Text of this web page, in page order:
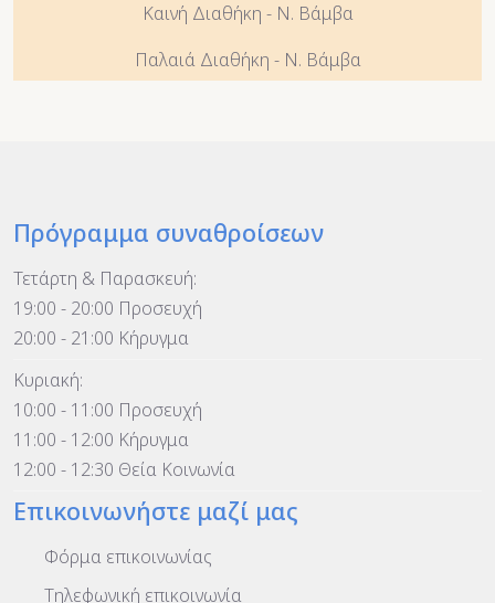
Καινή Διαθήκη - Ν. Βάμβα
Παλαιά Διαθήκη - Ν. Βάμβα
Πρόγραμμα συναθροίσεων
Τετάρτη & Παρασκευή:
19:00 - 20:00 Προσευχή
20:00 - 21:00 Κήρυγμα
Κυριακή:
10:00 - 11:00 Προσευχή
11:00 - 12:00 Κήρυγμα
12:00 - 12:30 Θεία Κοινωνία
Επικοινωνήστε μαζί μας
Φόρμα επικοινωνίας
Τηλεφωνική επικοινωνία